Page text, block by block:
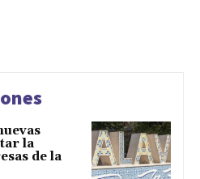
la
de la